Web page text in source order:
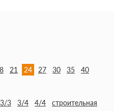
21 24 27 30 35 40
3/3 3/4 4/4 строительная